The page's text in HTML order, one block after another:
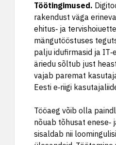
Töötingimused.
rakendust väga
ehitus‑ ja
mängutööstuses
palju idufirmasid ja
äriedu sõltub just
vajab paremat
Eesti e‑riigi
Tööaeg võib olla
nõuab tõhusat enese‑
sisaldab nii